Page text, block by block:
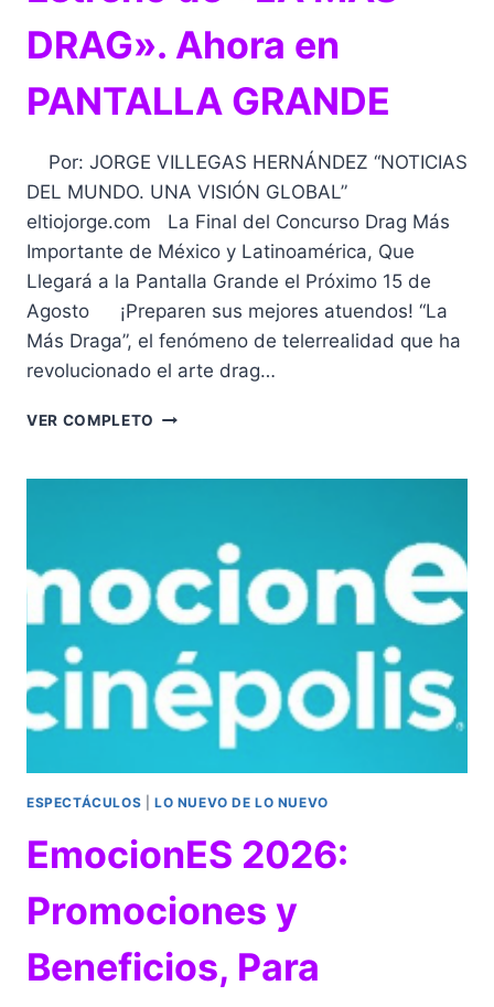
DRAG». Ahora en
PANTALLA GRANDE
Por: JORGE VILLEGAS HERNÁNDEZ “NOTICIAS
DEL MUNDO. UNA VISIÓN GLOBAL”
eltiojorge.com La Final del Concurso Drag Más
Importante de México y Latinoamérica, Que
Llegará a la Pantalla Grande el Próximo 15 de
Agosto ¡Preparen sus mejores atuendos! “La
Más Draga”, el fenómeno de telerrealidad que ha
revolucionado el arte drag…
VER COMPLETO ESTRENO
MÁS
PANTALLA
GRANDE
ESPECTÁCULOS LO NUEVO DE LO NUEVO
EmocionES 2026:
Promociones y
Beneficios, Para